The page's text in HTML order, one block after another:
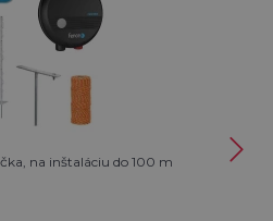
na inštaláciu do 100 m